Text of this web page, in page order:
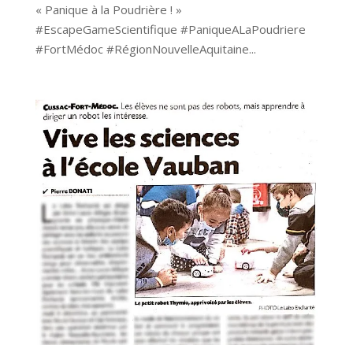
« Panique à la Poudrière ! »
#EscapeGameScientifique #PaniqueALaPoudriere
#FortMédoc #RégionNouvelleAquitaine...